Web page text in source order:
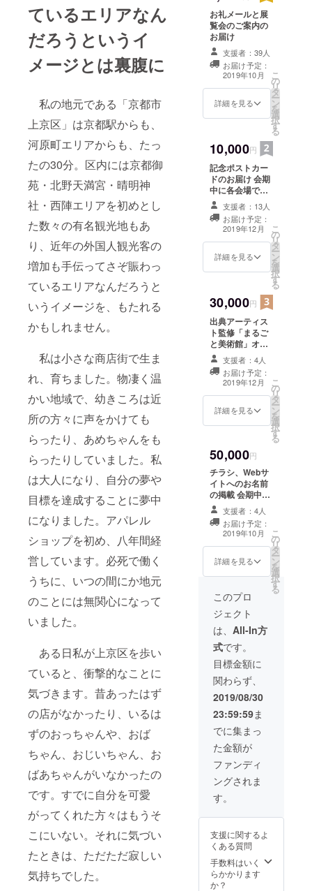
ているエリアなん
だろうというイ
メージとは裏腹に
私の地元である「京都市
上京区」は京都駅からも、
河原町エリアからも、たっ
たの30分。区内には京都御
苑・北野天満宮・晴明神
社・西陣エリアを初めとし
た数々の有名観光地もあ
り、近年の外国人観光客の
増加も手伝ってさぞ賑わっ
ているエリアなんだろうと
いうイメージを、もたれる
かもしれません。
私は小さな商店街で生ま
れ、育ちました。物凄く温
かい地域で、幼きころは近
所の方々に声をかけても
らったり、あめちゃんをも
らったりしていました。私
は大人になり、自分の夢や
目標を達成することに夢中
になりました。アパレル
ショップを初め、八年間経
営しています。必死で働く
うちに、いつの間にか地元
のことには無関心になって
いました。
ある日私が上京区を歩い
ていると、衝撃的なことに
気づきます。昔あったはず
の店がなかったり、いるは
ずのおっちゃんや、おば
ちゃん、おじいちゃん、お
ばあちゃんがいなかったの
です。すでに自分を可愛
がってくれた方々はもうそ
こにいない。それに気づい
たときは、ただただ寂しい
気持ちでした。
術に触れる
機会の創
出」「担い
手誘致」を
テーマに、
を行ってい
お礼メールと展
覧会のご案内の
お届け
支援者：39人
お届け予定：
2019年10月
詳細を見る
こ
の
リ
タ
ー
ン
を
選
択
す
る
10,000円
記念ポストカー
ドのお届け 会期
中に各会場で撮
影した写真によ
る記念ポスト
カードをお届け
します。 ご支援
いただけるもの
の、残念ながら
品です。
支援者：13人
お届け予定：
2019年12月
詳細を見る
こ
の
リ
タ
ー
ン
を
選
択
す
る
30,000円
出典アーティス
ト監修「まるご
と美術館」オリ
ジナルTシャツの
お届け支援者：4人
お届け予定：
2019年12月
詳細を見る
こ
の
リ
タ
ー
ン
を
選
択
す
る
50,000円
チラシ、Webサ
イトへのお名前
の掲載 会期中お
名前を掲載させ
ていただきま
す。 備考欄にご
希望のお名前を
ご記入くださ
い。 ※最大10文
ことにふさわし
い表記に限りま
す
支援者：4人
お届け予定：
2019年10月
詳細を見る
こ
の
リ
タ
ー
ン
を
選
択
す
る
このプロ
ジェクト
は、 All-In方
式です。
目標金額に
関わらず、
2019/08/30
23:59:59ま
でに集まっ
た金額が
ファンディ
ングされま
す。
支援に関するよ
くある質問
手数料はいく
らかかります
か？